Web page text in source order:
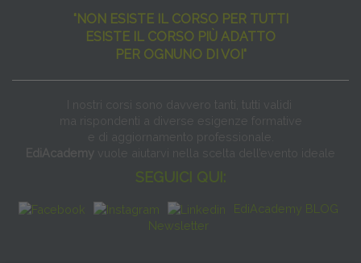
"NON ESISTE IL CORSO PER TUTTI
ESISTE IL CORSO PIÙ ADATTO
PER OGNUNO DI VOI"
I nostri corsi sono davvero tanti, tutti validi
ma rispondenti a diverse esigenze formative
e di aggiornamento professionale.
EdiAcademy vuole aiutarvi nella scelta dell’evento ideale
SEGUICI QUI:
EdiAcademy BLOG
Newsletter